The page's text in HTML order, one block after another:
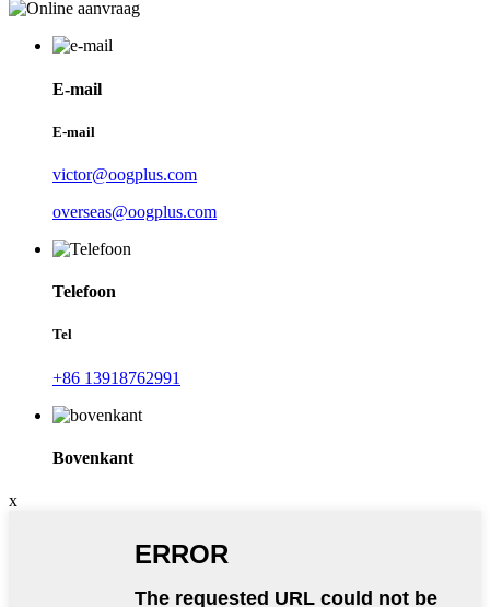
E-mail
E-mail
victor@oogplus.com
overseas@oogplus.com
Telefoon
Tel
+86 13918762991
Bovenkant
x